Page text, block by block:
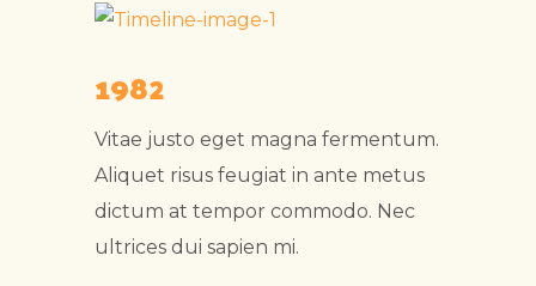
1982
Vitae justo eget magna fermentum.
Aliquet risus feugiat in ante metus
dictum at tempor commodo. Nec
ultrices dui sapien mi.